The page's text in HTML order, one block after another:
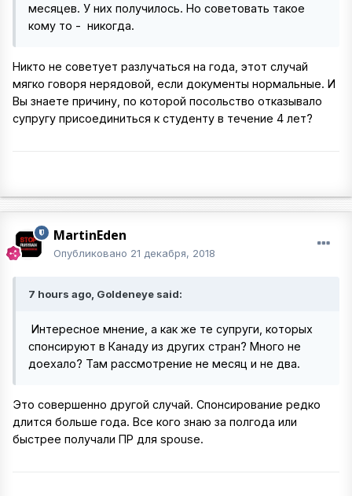
месяцев. У них получилось. Но советовать такое
кому то - никогда.
Никто не советует разлучаться на года, этот случай
мягко говоря нерядовой, если документы нормальные. И
Вы знаете причину, по которой посольство отказывало
супругу присоединиться к студенту в течение 4 лет?
MartinEden
Опубликовано 21 декабря, 2018
7 hours ago, Goldeneye said:
Интересное мнение, а как же те супруги, которых
спонсируют в Канаду из других стран? Много не
доехало? Там рассмотрение не месяц и не два.
Это совершенно другой случай. Спонсирование редко
длится больше года. Все кого знаю за полгода или
быстрее получали ПР для spouse.